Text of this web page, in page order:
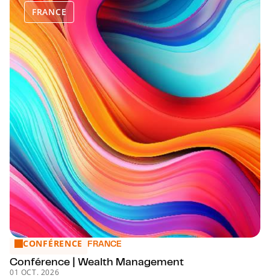
FRANCE
Conférence | Wealth Management
CONFÉRENCE FRANCE
Conférence | Wealth Management
01 OCT. 2026